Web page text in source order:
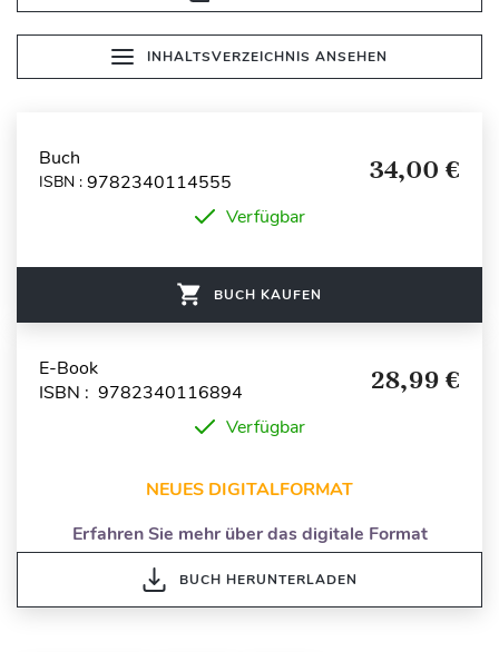
INHALTSVERZEICHNIS ANSEHEN
Buch
ISBN : 9782340114555 34,00 €
Verfügbar
BUCH KAUFEN
E-Book
ISBN : 9782340116894
28,99 €
Verfügbar
NEUES DIGITALFORMAT
Erfahren Sie mehr über das digitale Format
BUCH HERUNTERLADEN